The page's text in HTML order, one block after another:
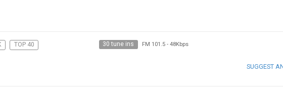
TOP 40 30 tune ins FM 101.5- 48Kbps
SUGGEST